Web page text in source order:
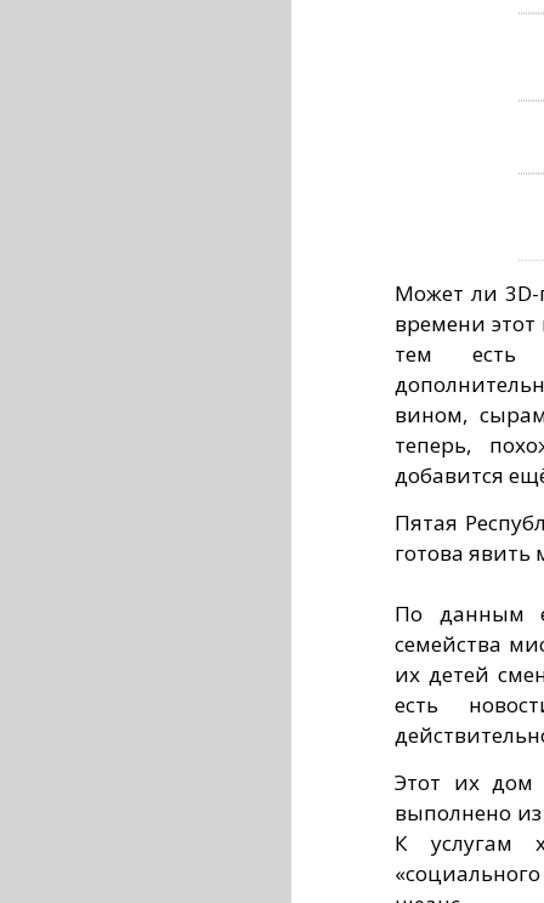
Может ли 3D-
времени этот
тем есть
вином,
теперь,
добавится
Пятая
готова явить
По данным
семейства
их детей
есть
Этот их дом
выполнено
К услугам